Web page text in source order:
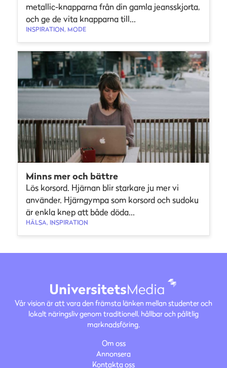
metallic-knapparna från din gamla jeansskjorta,
och ge de vita knapparna till...
INSPIRATION, MODE
Minns mer och bättre
Lös korsord. Hjärnan blir starkare ju mer vi
använder. Hjärngympa som korsord och sudoku
är enkla knep att både döda...
HÄLSA, INSPIRATION
Vår vision är att vara den främsta länken mellan studenter och
lokalt näringsliv genom traditionell, hållbar och pålitlig
marknadsföring.
Om oss
Annonsera
Kontakta oss